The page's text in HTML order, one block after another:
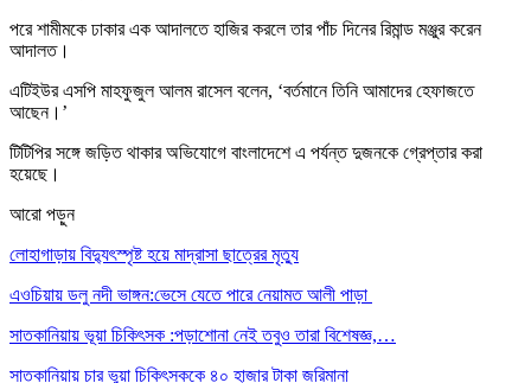
পরে শামীমকে ঢাকার এক আদালতে হাজির করলে তার পাঁচ দিনের রিমান্ড মঞ্জুর করেন
আদালত।
এটিইউর এসপি মাহফুজুল আলম রাসেল বলেন, ‘বর্তমানে তিনি আমাদের হেফাজতে
আছেন।’
টিটিপির সঙ্গে জড়িত থাকার অভিযোগে বাংলাদেশে এ পর্যন্ত দুজনকে গ্রেপ্তার করা
হয়েছে।
আরো পড়ুন
লোহাগাড়ায় বিদ্যুৎস্পৃষ্ট হয়ে মাদ্রাসা ছাত্রের মৃত্যু
এওচিয়ায় ডলু নদী ভাঙ্গন:ভেসে যেতে পারে নেয়ামত আলী পাড়া
সাতকানিয়ায় ভূয়া চিকিৎসক :পড়াশোনা নেই তবুও তারা বিশেষজ্ঞ,…
সাতকানিয়ায় চার ভুয়া চিকিৎসককে ৪০ হাজার টাকা জরিমানা